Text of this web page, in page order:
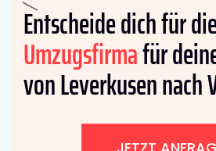
Entscheide dich für
Umzugsfirmafür
von Leverkusen nach